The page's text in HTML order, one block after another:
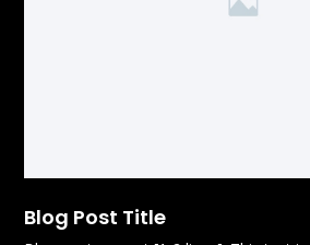
Blog Post Title